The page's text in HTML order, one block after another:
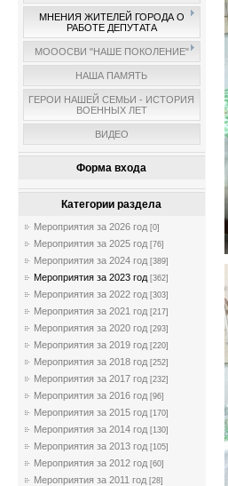
МНЕНИЯ ЖИТЕЛЕЙ ГОРОДА О
РАБОТЕ ДЕПУТАТА
МОООСВИ "НАШЕ ПОКОЛЕНИЕ"
НАША ПАМЯТЬ
ГЕРОИ НАШЕЙ СЕМЬИ - ИСТОРИЯ
ВОЕННЫХ ЛЕТ
ВИДЕО
Форма входа
Категории раздела
Мероприятия за 2026 год [0]
Мероприятия за 2025 год [76]
Мероприятия за 2024 год [389]
Мероприятия за 2023 год [362]
Мероприятия за 2022 год [303]
Мероприятия за 2021 год [217]
Мероприятия за 2020 год [293]
Мероприятия за 2019 год [220]
Мероприятия за 2018 год [252]
Мероприятия за 2017 год [232]
Мероприятия за 2016 год [96]
Мероприятия за 2015 год [170]
Мероприятия за 2014 год [130]
Мероприятия за 2013 год [105]
Мероприятия за 2012 год [60]
Мероприятия за 2011 год [28]